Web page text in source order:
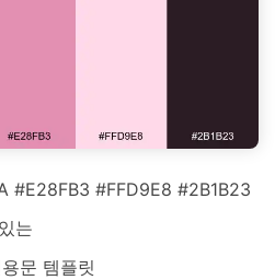
#E28FB3 #FFD9E8 #2B1B23
는
문 템플릿